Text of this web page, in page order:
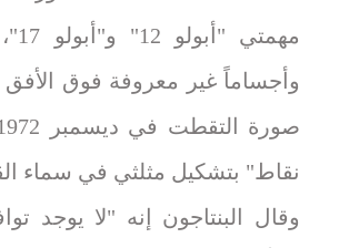
وأجساماً غير معروفة فوق الأفق
نقاط" بتشكيل مثلثي في سماء
وقال البنتاجون إنه "لا يوجد